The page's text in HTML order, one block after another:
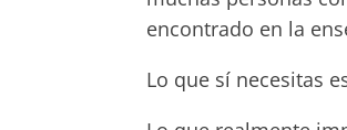
encontrado en la
Lo que sí necesitas